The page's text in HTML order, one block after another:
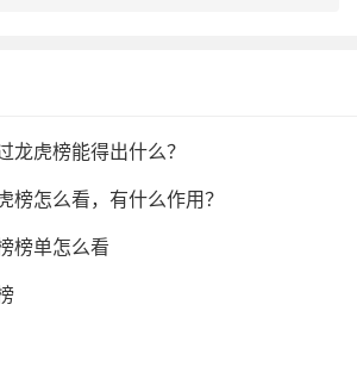
龙虎榜能得出什么？
榜怎么看，有什么作用？
榜单怎么看